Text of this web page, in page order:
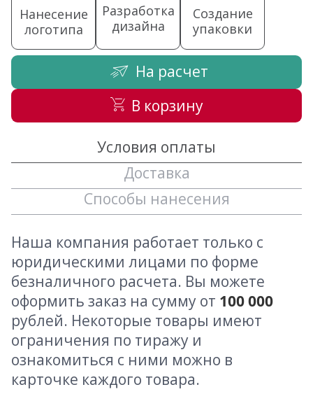
Нанесение
логотипа
Разработка
дизайна
Создание
упаковки
На расчет
В корзину
Условия оплаты
Доставка
Способы нанесения
Наша компания работает только с
юридическими лицами по форме
безналичного расчета. Вы можете
оформить заказ на сумму от 100 000
рублей. Некоторые товары имеют
ограничения по тиражу и
ознакомиться с ними можно в
карточке каждого товара.